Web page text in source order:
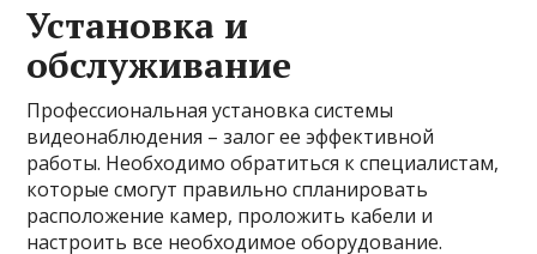
Установка и
обслуживание
Профессиональная установка системы
видеонаблюдения – залог ее эффективной
работы. Необходимо обратиться к специалистам,
которые смогут правильно спланировать
расположение камер, проложить кабели и
настроить все необходимое оборудование.